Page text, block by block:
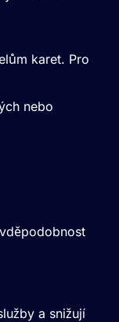
karet. Pro
nebo
a snižují